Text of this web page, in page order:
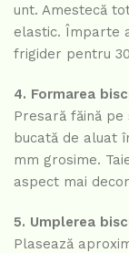
unt. Amestecă
elastic. Împarte
frigider pentru
4. Formarea
Presară făină
bucată de aluat
mm grosime.
aspect mai
5. Umplerea
Plasează